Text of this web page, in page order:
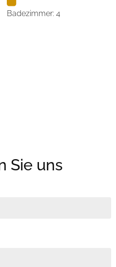
Badezimmer: 4
Sie uns